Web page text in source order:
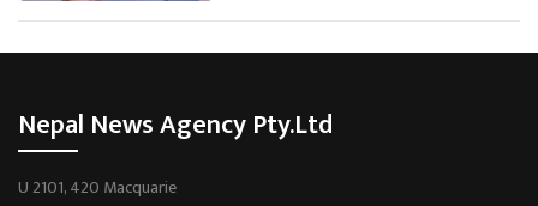
Nepal News Agency Pty.Ltd
U 2101, 420 Macquarie